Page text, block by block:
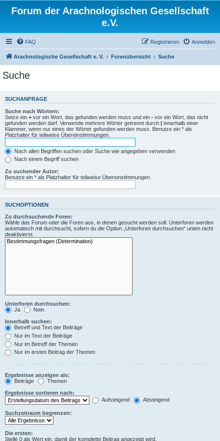
Forum der Arachnologischen Gesellschaft
e.V.
FAQ Anmelden
Registrieren
Arachnologische Gesellschaft e. V. Forenübersicht Suche
Suche
SUCHANFRAGE
Suche nach Wörtern:
Setze ein + vor ein Wort, das gefunden werden muss und ein - vor ein Wort, das nicht
gefunden werden darf. Verwende mehrere Wörter getrennt durch | innerhalb einer
Klammer, wenn nur eines der Wörter gefunden werden muss. Benutze ein * als
Platzhalter für teilweise Übereinstimmungen.
Nach allen Begriffen suchen oder Suche wie angegeben verwenden
Nach einem Begriff suchen
Zu suchender Autor:
Benutze ein * als Platzhalter für teilweise Übereinstimmungen.
SUCHOPTIONEN
Zu durchsuchende Foren:
Wähle das Forum oder die Foren aus, in denen gesucht werden soll. Unterforen werden
automatisch mit durchsucht, sofern du die Option „Unterforen durchsuchen“ unten nicht
deaktivierst.
Unterforen durchsuchen:
Ja
Nein
Innerhalb suchen:
Betreff und Text der Beiträge
Nur im Text der Beiträge
Nur im Betreff der Themen
Nur im ersten Beitrag der Themen
Ergebnisse anzeigen als:
Beiträge
Themen
Ergebnisse sortieren nach:
Aufsteigend
Absteigend
Suchzeitraum begrenzen:
Die ersten:
Stelle 0 als Wert ein, damit der komplette Beitrag angezeigt wird.